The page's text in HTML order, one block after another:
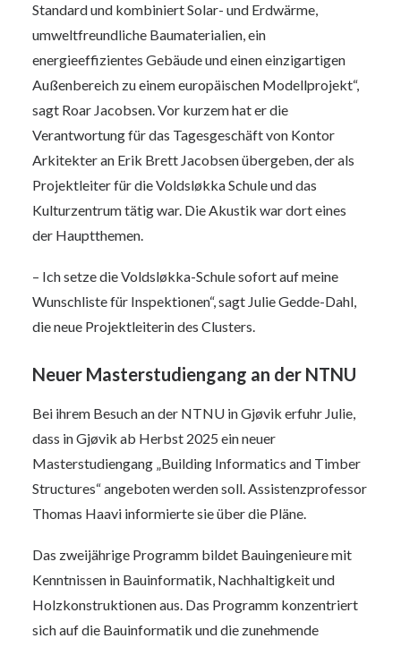
Standard und kombiniert Solar- und Erdwärme,
umweltfreundliche Baumaterialien, ein
energieeffizientes Gebäude und einen einzigartigen
Außenbereich zu einem europäischen Modellprojekt“,
sagt Roar Jacobsen. Vor kurzem hat er die
Verantwortung für das Tagesgeschäft von Kontor
Arkitekter an Erik Brett Jacobsen übergeben, der als
Projektleiter für die Voldsløkka Schule und das
Kulturzentrum tätig war. Die Akustik war dort eines
der Hauptthemen.
– Ich setze die Voldsløkka-Schule sofort auf meine
Wunschliste für Inspektionen“, sagt Julie Gedde-Dahl,
die neue Projektleiterin des Clusters.
Neuer Masterstudiengang an der NTNU
Bei ihrem Besuch an der NTNU in Gjøvik erfuhr Julie,
dass in Gjøvik ab Herbst 2025 ein neuer
Masterstudiengang „Building Informatics and Timber
Structures“ angeboten werden soll. Assistenzprofessor
Thomas Haavi informierte sie über die Pläne.
Das zweijährige Programm bildet Bauingenieure mit
Kenntnissen in Bauinformatik, Nachhaltigkeit und
Holzkonstruktionen aus. Das Programm konzentriert
sich auf die Bauinformatik und die zunehmende